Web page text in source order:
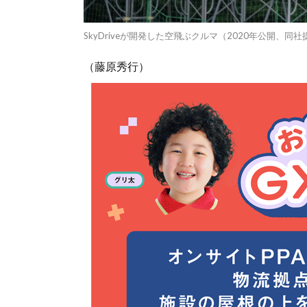
SkyDriveが開発した空飛ぶクルマ（2020年公開、同社
（藤原秀行）